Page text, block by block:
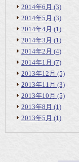
2014年6月 (3)
2014年5月 (3)
2014年4月 (1)
2014年3月 (1)
2014年2月 (4)
2014年1月 (7)
2013年12月 (5)
2013年11月 (3)
2013年10月 (5)
2013年8月 (1)
2013年5月 (1)